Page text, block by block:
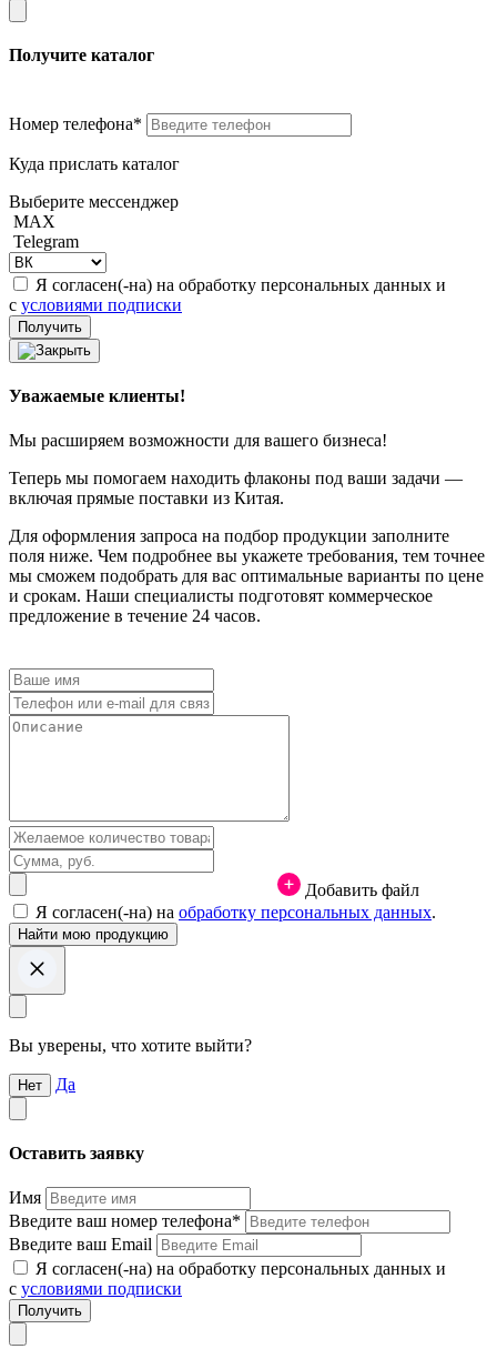
Получите каталог
Номер телефона*
Куда прислать каталог
Выберите мессенджер
MAX
Telegram
Я согласен(-на) на обработку персональных данных и
с условиями подписки
Уважаемые клиенты!
Мы расширяем возможности для вашего бизнеса!
Теперь мы помогаем находить флаконы под ваши задачи —
включая прямые поставки из Китая.
Для оформления запроса на подбор продукции заполните
поля ниже. Чем подробнее вы укажете требования, тем точнее
мы сможем подобрать для вас оптимальные варианты по цене
и срокам. Наши специалисты подготовят коммерческое
предложение в течение 24 часов.
Добавить файл
Я согласен(-на) на обработку персональных данных.
Вы уверены, что хотите выйти?
Нет Да
Оставить заявку
Имя
Введите ваш номер телефона*
Введите ваш Email
Я согласен(-на) на обработку персональных данных и
с условиями подписки